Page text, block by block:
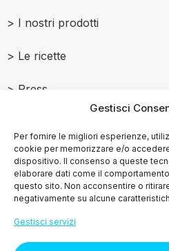
Gestisci
Per fornire le migliori esperienze,
cookie per memorizzare e/o
dispositivo. Il consenso a queste
elaborare dati come il
questo sito. Non acconsentire o
negativamente su alcune
Gestisci servizi
> I nostri prodotti
> Le ricette
> Press
© Copyright2015-2025